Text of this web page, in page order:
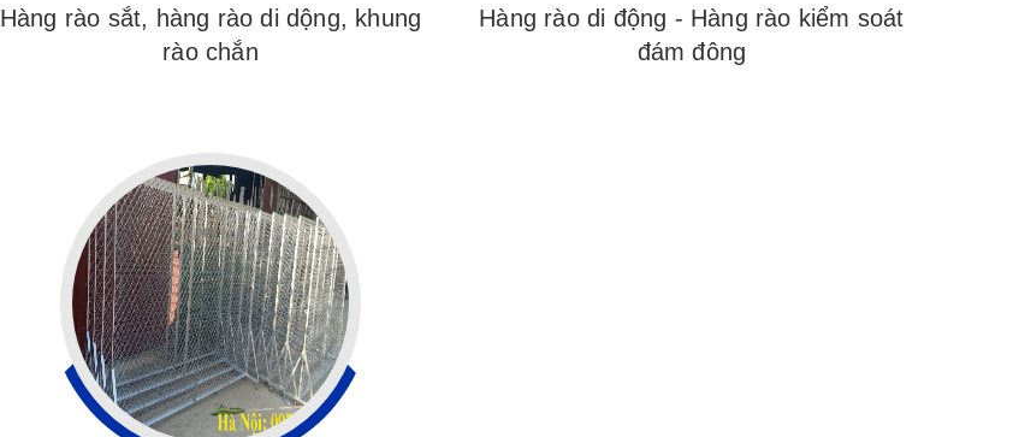
Hàng rào sắt, hàng rào di dộng, khung
rào chắn
Hàng rào di động - Hàng rào kiểm soát
đám đông